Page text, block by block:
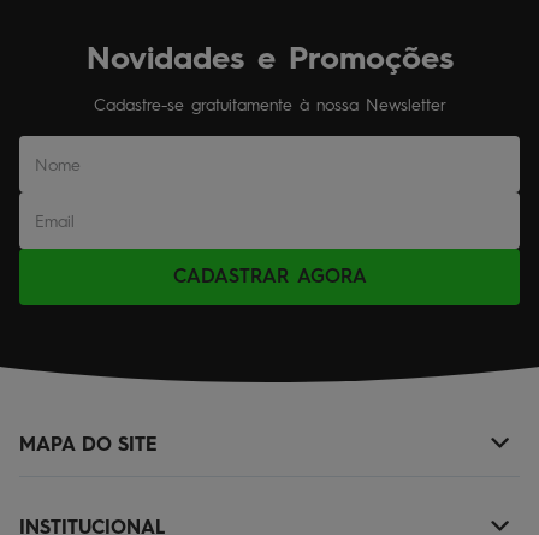
Novidades e Promoções
Cadastre-se gratuitamente à nossa Newsletter
CADASTRAR AGORA
MAPA DO SITE
INSTITUCIONAL